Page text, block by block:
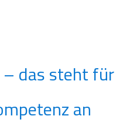
das steht für
an